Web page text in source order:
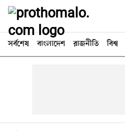
সর্বশেষ বাংলাদেশ রাজনীতি বিশ্ব